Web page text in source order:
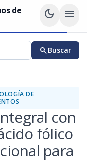
de
dark_mode menu
searchBuscar
DE
con
fólico
para